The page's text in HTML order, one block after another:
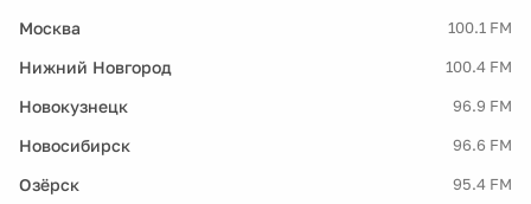
Москва 100.1 FM
Нижний Новгород 100.4 FM
Новокузнецк 96.9 FM
Новосибирск 96.6 FM
Озёрск 95.4 FM